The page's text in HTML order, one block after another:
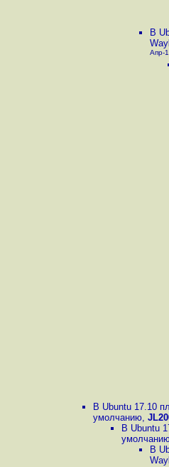
В
Апр-
В Ubuntu 17.10
умолчанию,
В Ubuntu
В